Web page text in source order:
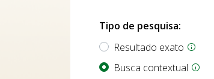
Tipo de pesquisa:
Resultado exato
Busca contextual